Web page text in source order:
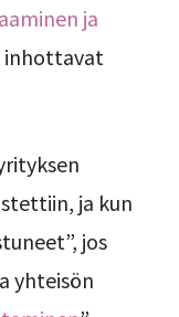
ja
inhottavat
ja kun
jos
yhteisön